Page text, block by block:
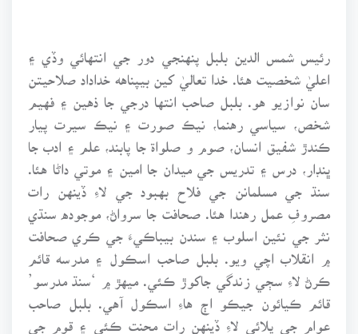
رئيس شمس الدين بلبل پنهنجي دور جي انتهائي وڏي ۽
اعليٰ شخصيت هئا. خدا تعاليٰ کين بيپناهه خداداد صلاحيتن
سان نوازيو هو. بلبل صاحب انتها درجي جا ذهين ۽ فهيم
شخص، سياسي رهنما، نيڪ صورت ۽ نيڪ سيرت پيار
ڪندڙ شفيق انسان، صوم و صلواة جا پابند، علم ۽ ادب جا
ڀنڊار، درس ۽ تدريس جي ميدان جا امين ۽ موتي داڻا هئا.
سنڌ جي مسلمانن جي فلاح بهبود جي لاءِ ڏينهن رات
مصروفِ عمل رهندا هئا. صحافت جا سرواڻ، موجوده سنڌي
نثر جي نئين اسلوب ۽ سندن بيباڪيءَ جي ڪري صحافت
۾ انقلاب اچي ويو. بلبل صاحب اسڪول ۽ مدرسه قائم
ڪرڻ لاءِ سڄي زندگي جاکوڙ ڪئي. ميهڙ ۾ ‘سنڌ مدرسو’
قائم ڪيائون جيڪو اڄ هاءِ اسڪول آهي. بلبل صاحب
عوام جي ڀلائي لاءِ ڏينهن رات محنت ڪئي ۽ قوم جي